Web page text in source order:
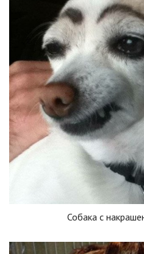
Собака с